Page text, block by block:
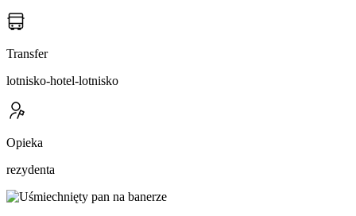
Transfer
lotnisko-hotel-lotnisko
Opieka
rezydenta